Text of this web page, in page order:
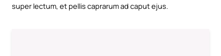
super lectum, et pellis caprarum ad caput ejus.